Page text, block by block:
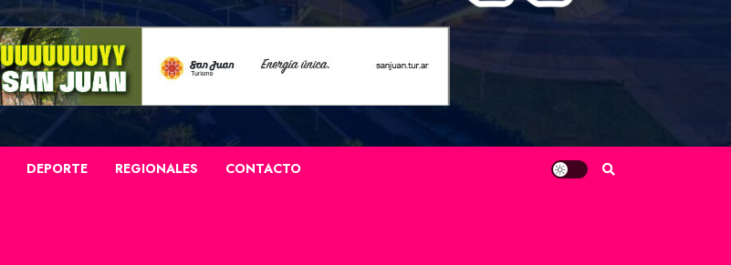
DEPORTE REGIONALES CONTACTO